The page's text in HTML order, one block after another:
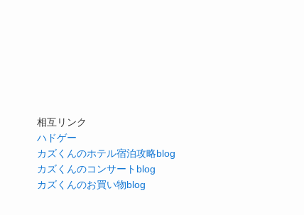
相互リンク
ハドゲー
カズくんのホテル宿泊攻略blog
カズくんのコンサートblog
カズくんのお買い物blog